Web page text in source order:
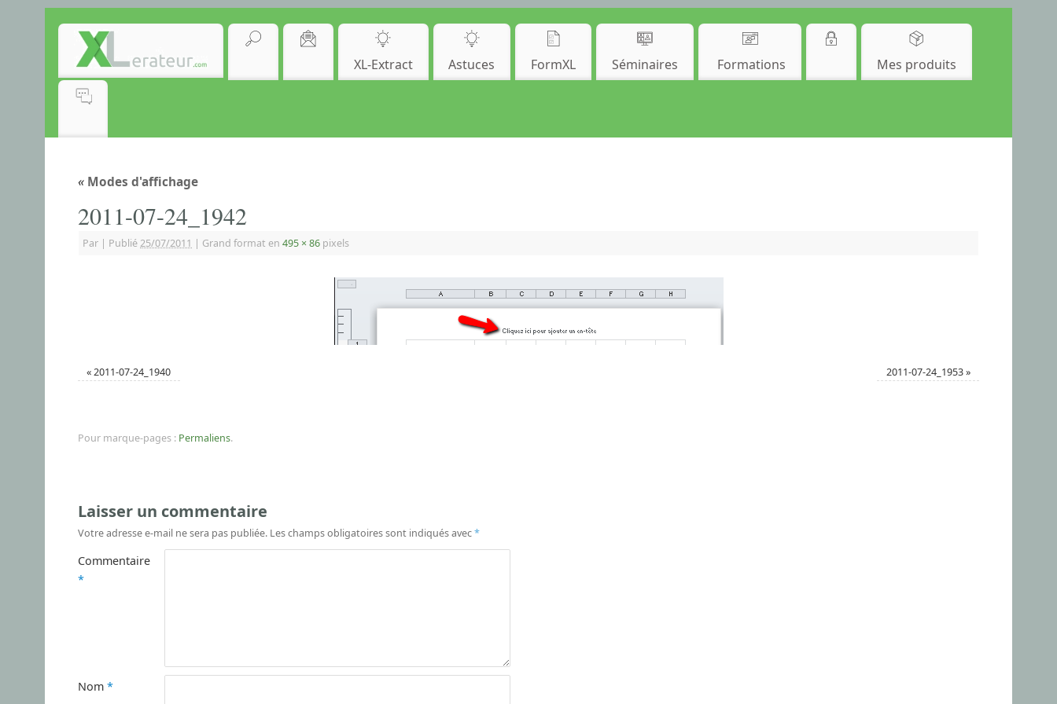
XL-Extract Astuces FormXL Séminaires Formations Mes produits
« Modes d'affichage
2011-07-24_1942
Par | Publié25/07/2011 | Grand format en 495 × 86 pixels
«2011-07-24_1940 2011-07-24_1953»
Pour marque-pages : Permaliens.
Laisser un commentaire
Votre adresse e-mail ne sera pas publiée. Les champs obligatoires sont indiqués avec*
Commentaire
*
Nom *